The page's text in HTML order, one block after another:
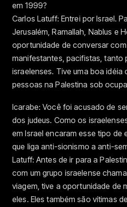
em 1999?
Carlos Latuff: Entrei por Israel.
Jerusalém, Ramallah, Nablus e
oportunidade de conversar
manifestantes, pacifistas, tanto
israelenses. Tive uma boa idéia
pessoas na Palestina sob
Icarabe: Você foi acusado de
dos judeus. Como os
em Israel encaram esse tipo de
que liga anti-sionismo a anti-
Latuff: Antes de ir para a
com um grupo israelense
viagem, tive a oportunidade de
eles. Eles também são vítimas